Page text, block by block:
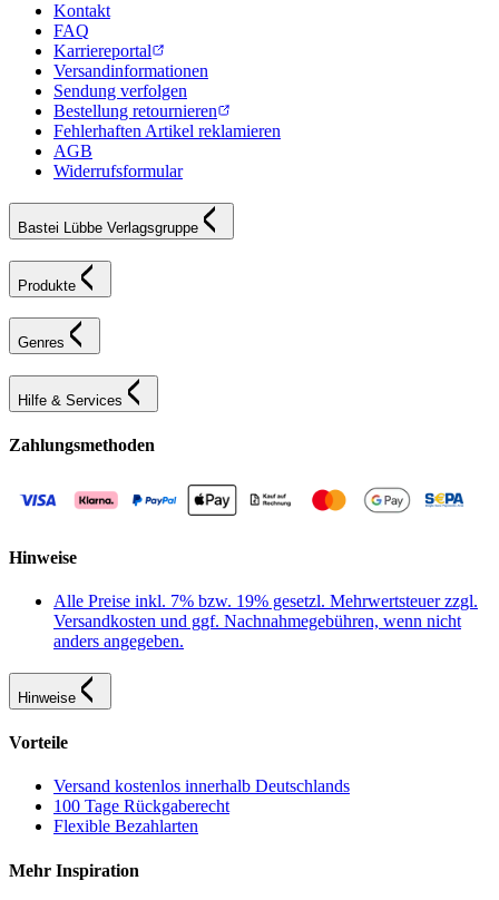
Kontakt
FAQ
Karriereportal
Versandinformationen
Sendung verfolgen
Bestellung retournieren
Fehlerhaften Artikel reklamieren
AGB
Widerrufsformular
Bastei Lübbe Verlagsgruppe
Produkte
Genres
Hilfe & Services
Zahlungsmethoden
Hinweise
Alle Preise inkl. 7% bzw. 19% gesetzl. Mehrwertsteuer zzgl.
Versandkosten und ggf. Nachnahmegebühren, wenn nicht
anders angegeben.
Hinweise
Vorteile
Versand kostenlos innerhalb Deutschlands
100 Tage Rückgaberecht
Flexible Bezahlarten
Mehr Inspiration